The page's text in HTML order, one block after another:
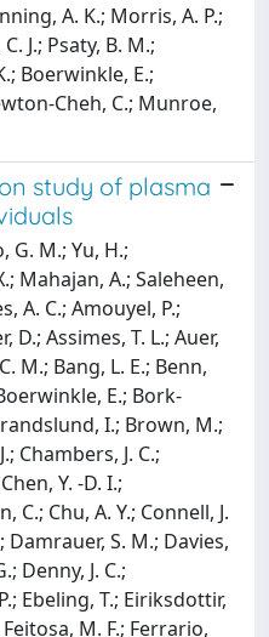
A. K.; Morris, A. P.;
J.; Psaty, B. M.;
Boerwinkle, E.;
Cheh, C.; Munroe,
study of plasma
G. M.; Yu, H.;
Mahajan, A.; Saleheen,
A. C.; Amouyel, P.;
D.; Assimes, T. L.; Auer,
M.; Bang, L. E.; Benn,
E.; Bork-
I.; Brown, M.;
Chambers, J. C.;
Y. -D. I.;
C.; Chu, A. Y.; Connell, J.
Damrauer, S. M.; Davies,
Denny, J. C.;
Ebeling, T.; Eiriksdottir,
M. F.; Ferrario,